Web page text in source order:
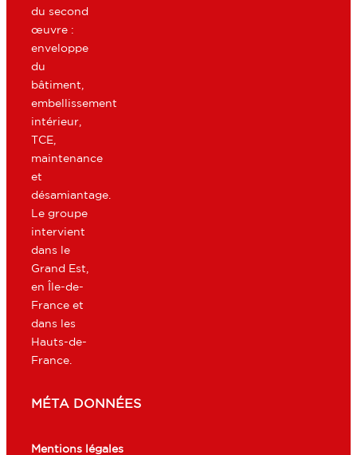
du second
œuvre :
enveloppe
du
bâtiment,
embellissement
intérieur,
TCE,
maintenance
et
désamiantage.
Le groupe
intervient
dans le
Grand Est,
en Île-de-
France et
dans les
Hauts-de-
France.
MÉTA DONNÉES
Mentions légales